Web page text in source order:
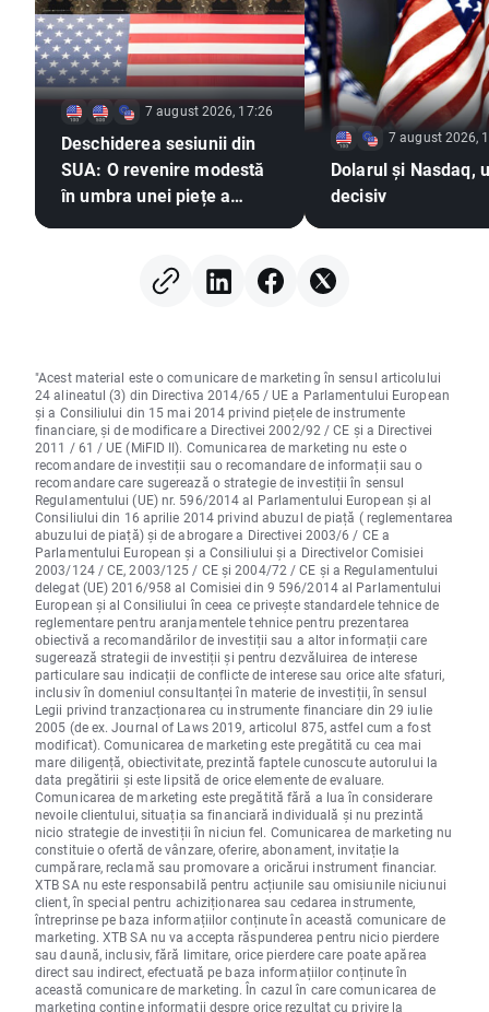
7 august 2026, 17:26
Deschiderea sesiunii din
SUA: O revenire modestă
în umbra unei piețe a
7 august 2026,
Dolarul și Nasdaq,
decisiv
"Acest material este o comunicare de marketing în sensul articolului
24 alineatul (3) din Directiva 2014/65 / UE a Parlamentului European
și a Consiliului din 15 mai 2014 privind piețele de instrumente
financiare, și de modificare a Directivei 2002/92 / CE și a Directivei
2011 / 61 / UE (MiFID II). Comunicarea de marketing nu este o
recomandare de investiții sau o recomandare de informații sau o
recomandare care sugerează o strategie de investiții în sensul
Regulamentului (UE) nr. 596/2014 al Parlamentului European și al
Consiliului din 16 aprilie 2014 privind abuzul de piață ( reglementarea
abuzului de piață) și de abrogare a Directivei 2003/6 / CE a
Parlamentului European și a Consiliului și a Directivelor Comisiei
2003/124 / CE, 2003/125 / CE și 2004/72 / CE și a Regulamentului
delegat (UE) 2016/958 al Comisiei din 9 596/2014 al Parlamentului
European și al Consiliului în ceea ce privește standardele tehnice de
reglementare pentru aranjamentele tehnice pentru prezentarea
obiectivă a recomandărilor de investiții sau a altor informații care
sugerează strategii de investiții și pentru dezvăluirea de interese
particulare sau indicații de conflicte de interese sau orice alte sfaturi,
inclusiv în domeniul consultanței în materie de investiții, în sensul
Legii privind tranzacționarea cu instrumente financiare din 29 iulie
2005 (de ex. Journal of Laws 2019, articolul 875, astfel cum a fost
modificat). Comunicarea de marketing este pregătită cu cea mai
mare diligență, obiectivitate, prezintă faptele cunoscute autorului la
data pregătirii și este lipsită de orice elemente de evaluare.
Comunicarea de marketing este pregătită fără a lua în considerare
nevoile clientului, situația sa financiară individuală și nu prezintă
nicio strategie de investiții în niciun fel. Comunicarea de marketing nu
constituie o ofertă de vânzare, oferire, abonament, invitație la
cumpărare, reclamă sau promovare a oricărui instrument financiar.
XTB SA nu este responsabilă pentru acțiunile sau omisiunile niciunui
client, în special pentru achiziționarea sau cedarea instrumente,
întreprinse pe baza informațiilor conținute în această comunicare de
marketing. XTB SA nu va accepta răspunderea pentru nicio pierdere
sau daună, inclusiv, fără limitare, orice pierdere care poate apărea
direct sau indirect, efectuată pe baza informațiilor conținute în
această comunicare de marketing. În cazul în care comunicarea de
marketing conține informații despre orice rezultat cu privire la